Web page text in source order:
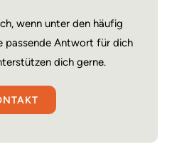
wenn unter den häufig
passende Antwort für dich
dich gerne.